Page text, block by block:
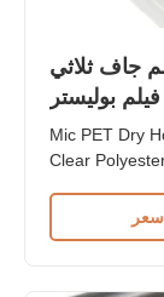
جاف ثلاثي
بوليستر
قوس قزح
20 Mic PET Dry
Clear
Transparent
Rainbow